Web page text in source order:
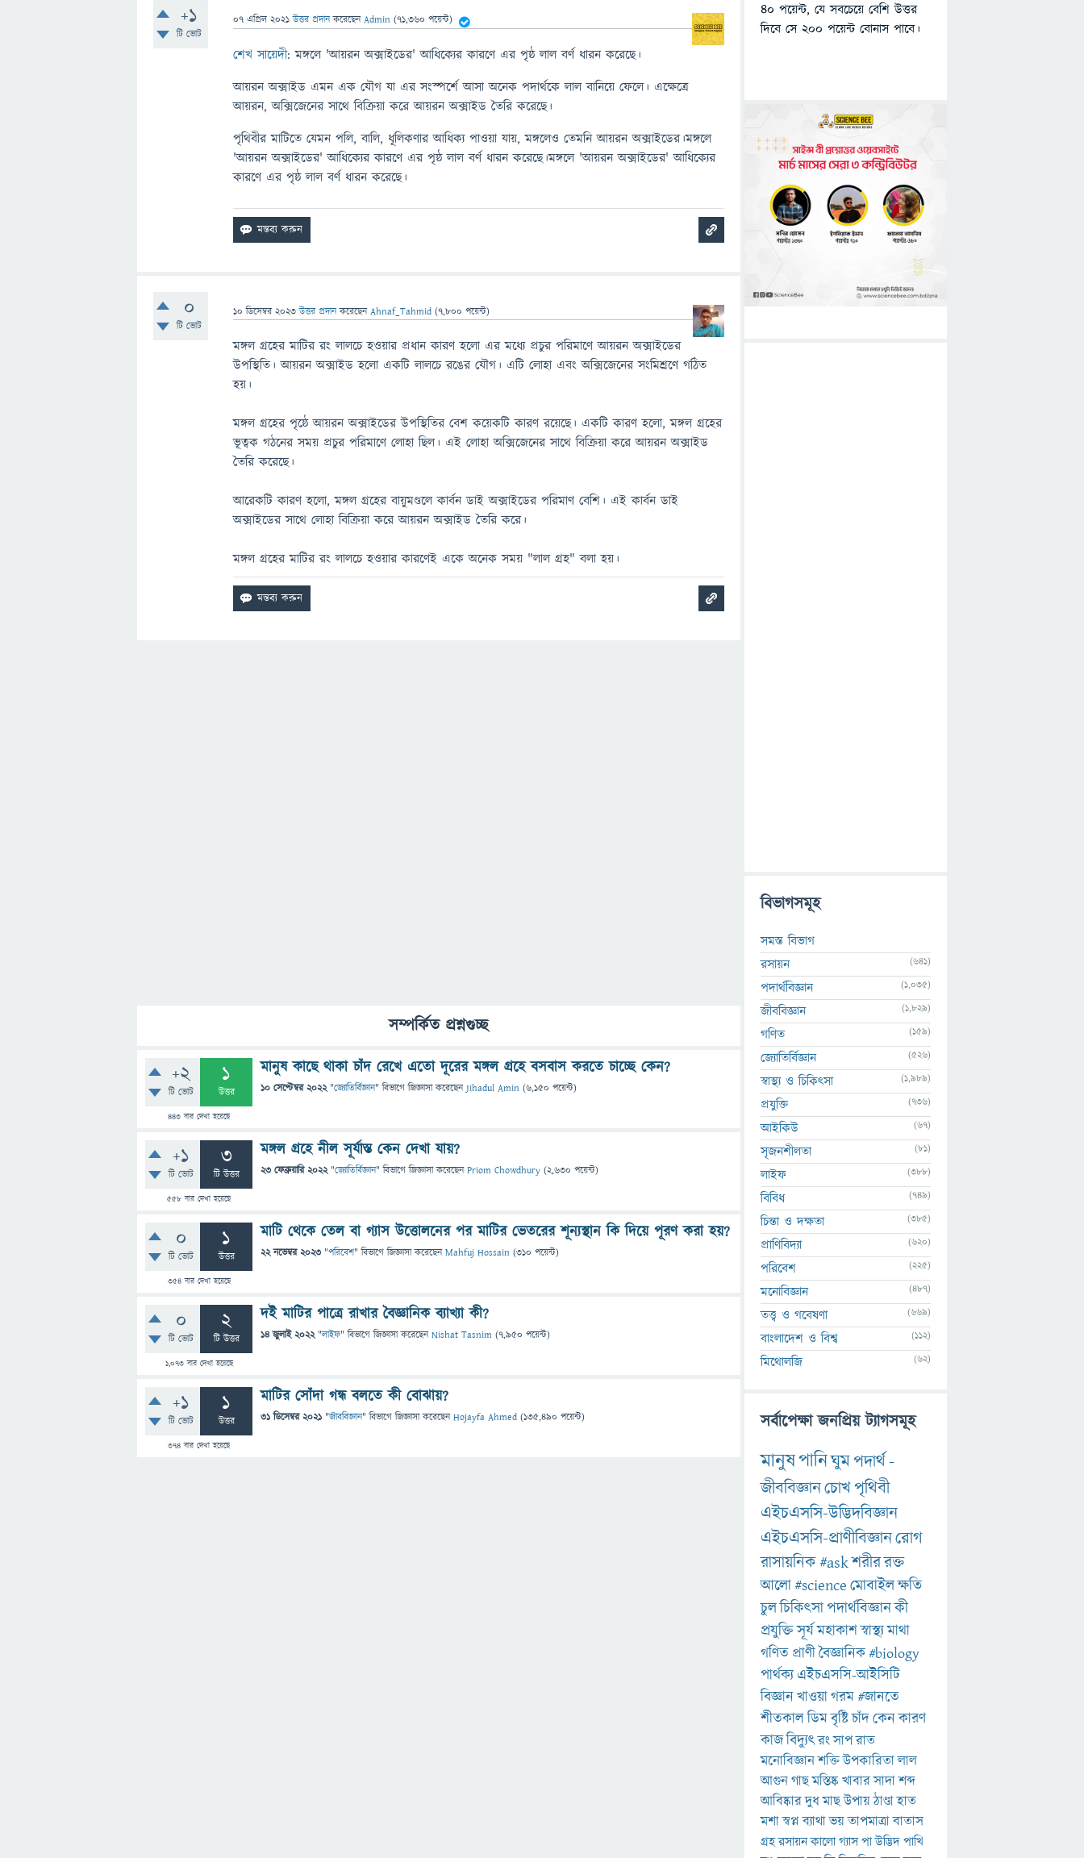
+1
টি ভোট
07 এপ্রিল 2021 উত্তর প্রদান করেছেনAdmin (71,360 পয়েন্ট)
শেখ সায়েদী: মঙ্গলে 'আয়রন অক্সাইডের' আধিক্যের কারণে এর পৃষ্ঠ লাল বর্ণ ধারন করেছে।
আয়রন অক্সাইড এমন এক যৌগ যা এর সংস্পর্শে আসা অনেক পদার্থকে লাল বানিয়ে ফেলে। এক্ষেত্রে
আয়রন, অক্সিজেনের সাথে বিক্রিয়া করে আয়রন অক্সাইড তৈরি করেছে।
পৃথিবীর মাটিতে যেমন পলি, বালি, ধূলিকণার আধিক্য পাওয়া যায়, মঙ্গলেও তেমনি আয়রন অক্সাইডের।মঙ্গলে
'আয়রন অক্সাইডের' আধিক্যের কারণে এর পৃষ্ঠ লাল বর্ণ ধারন করেছে।মঙ্গলে 'আয়রন অক্সাইডের' আধিক্যের
কারণে এর পৃষ্ঠ লাল বর্ণ ধারন করেছে।
0
টি ভোট
10 ডিসেম্বর 2023 উত্তর প্রদান করেছেনAhnaf_Tahmid (7,800 পয়েন্ট)
মঙ্গল গ্রহের মাটির রং লালচে হওয়ার প্রধান কারণ হলো এর মধ্যে প্রচুর পরিমাণে আয়রন অক্সাইডের
উপস্থিতি। আয়রন অক্সাইড হলো একটি লালচে রঙের যৌগ। এটি লোহা এবং অক্সিজেনের সংমিশ্রণে গঠিত
হয়।
মঙ্গল গ্রহের পৃষ্ঠে আয়রন অক্সাইডের উপস্থিতির বেশ কয়েকটি কারণ রয়েছে। একটি কারণ হলো, মঙ্গল গ্রহের
ভূত্বক গঠনের সময় প্রচুর পরিমাণে লোহা ছিল। এই লোহা অক্সিজেনের সাথে বিক্রিয়া করে আয়রন অক্সাইড
তৈরি করেছে।
আরেকটি কারণ হলো, মঙ্গল গ্রহের বায়ুমণ্ডলে কার্বন ডাই অক্সাইডের পরিমাণ বেশি। এই কার্বন ডাই
অক্সাইডের সাথে লোহা বিক্রিয়া করে আয়রন অক্সাইড তৈরি করে।
মঙ্গল গ্রহের মাটির রং লালচে হওয়ার কারণেই একে অনেক সময় "লাল গ্রহ" বলা হয়।
সম্পর্কিত প্রশ্নগুচ্ছ
+2
টি ভোট
1
উত্তর
443 বার দেখা হয়েছে
মানুষ কাছে থাকা চাঁদ রেখে এতো দূরের মঙ্গল গ্রহে বসবাস করতে চাচ্ছে কেন?
10 সেপ্টেম্বর 2022 "জ্যোতির্বিজ্ঞান" বিভাগে জিজ্ঞাসাকরেছেনJihadul Amin (6,150 পয়েন্ট)
+1
টি ভোট
3
টি উত্তর
558 বার দেখা হয়েছে
মঙ্গল গ্রহে নীল সূর্যাস্ত কেন দেখা যায়?
23 ফেব্রুয়ারি 2022 "জ্যোতির্বিজ্ঞান" বিভাগে জিজ্ঞাসাকরেছেনPriom Chowdhury (2,630 পয়েন্ট)
0
টি ভোট
1
উত্তর
354বার দেখা হয়েছে
মাটি থেকে তেল বা গ্যাস উত্তোলনের পর মাটির ভেতরের শূন্যস্থান কি দিয়ে পূরণ করা হয়?
22 নভেম্বর 2023 "পরিবেশ" বিভাগে জিজ্ঞাসাকরেছেনMahfuj Hossain (310 পয়েন্ট)
0
টি ভোট
2
টি উত্তর
1,073বার দেখা হয়েছে
দই মাটির পাত্রে রাখার বৈজ্ঞানিক ব্যাখ্যা কী?
14 জুলাই 2022 "লাইফ" বিভাগে জিজ্ঞাসাকরেছেনNishat Tasnim (7,950 পয়েন্ট)
+1
টি ভোট
1
উত্তর
374 বার দেখা হয়েছে
মাটির সোঁদা গন্ধ বলতে কী বোঝায়?
31 ডিসেম্বর 2021 "জীববিজ্ঞান" বিভাগে জিজ্ঞাসাকরেছেনHojayfa Ahmed (135,490 পয়েন্ট)
৪০ পয়েন্ট, যে সবচেয়ে বেশি উত্তর
দিবে সে ২০০ পয়েন্ট বোনাস পাবে।
বিভাগসমূহ
সমস্ত বিভাগ
রসায়ন
(641)
পদার্থবিজ্ঞান (1,035)
জীববিজ্ঞান (1,829)
গণিত (159)
জ্যোতির্বিজ্ঞান (526)
স্বাস্থ্য ও চিকিৎসা (1,989)
প্রযুক্তি (736)
আইকিউ (67)
সৃজনশীলতা (81)
লাইফ (388)
বিবিধ (749)
চিন্তা ও দক্ষতা (385)
প্রাণিবিদ্যা (620)
পরিবেশ (225)
মনোবিজ্ঞান (487)
তত্ত্ব ও গবেষণা (669)
বাংলাদেশ ও বিশ্ব (112)
মিথোলজি (62)
সর্বাপেক্ষা জনপ্রিয় ট্যাগসমূহ
মানুষপানিঘুমপদার্থ-
জীববিজ্ঞানচোখপৃথিবী
এইচএসসি-উদ্ভিদবিজ্ঞান
এইচএসসি-প্রাণীবিজ্ঞানরোগ
রাসায়নিক#askশরীররক্ত
আলো#scienceমোবাইলক্ষতি
চুলচিকিৎসাপদার্থবিজ্ঞানকী
প্রযুক্তিসূর্যমহাকাশস্বাস্থ্যমাথা
গণিত প্রাণীবৈজ্ঞানিক#biology
পার্থক্য এইচএসসি-আইসিটি
বিজ্ঞানখাওয়াগরম#জানতে
শীতকালডিমবৃষ্টিচাঁদকেনকারণ
কাজবিদ্যুৎরংসাপরাত
মনোবিজ্ঞানশক্তিউপকারিতালাল
আগুনগাছমস্তিষ্কখাবারসাদাশব্দ
আবিষ্কারদুধমাছউপায়ঠাণ্ডাহাত
মশাস্বপ্নব্যাথাভয়তাপমাত্রাবাতাস
গ্রহরসায়নকালোগ্যাসপাউদ্ভিদপাখি